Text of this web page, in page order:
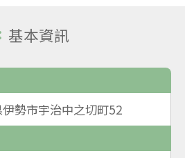
基本資訊
勢市宇治中之切町52